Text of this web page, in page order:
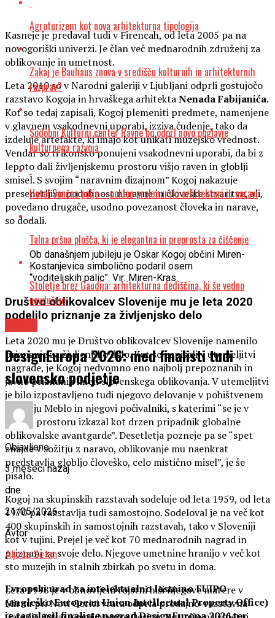
Kasneje je predaval tudi v Firencah, od leta 2005 pa na
novogoriški univerzi. Je član več mednarodnih združenj za
oblikovanje in umetnost.
Leta 2010 so v Narodni galeriji v Ljubljani odprli gostujočo
razstavo Kogoja in hrvaškega arhitektaNenada Fabijanića.
Kot so tedaj zapisali, Kogoj plemeniti predmete, namenjene
v glavnem vsakodnevni uporabi, izziva čudenje, tako da
izdeluje artefakte, ki imajo kot unikati muzejsko vrednost.
Vendar so ti ikonsko ponujeni vsakodnevni uporabi, da bi z
lepoto dali življenjskemu prostoru višjo raven in globlji
smisel. S svojim “naravnim dizajnom” Kogoj nakazuje
presenetljivo podobnost naravne in človeške stvaritve, ali,
povedano drugače, usodno povezanost človeka in narave,
so dodali.
Ob današnjem jubileju je Oskar Kogoj občini Miren-
Kostanjevica simbolično podaril osem
“voditeljskih palic”. Vir: Miren-Kras
Društvo oblikovalcev Slovenije mu je leta 2020
podelilo priznanje za življenjsko delo
Leta 2020 mu je Društvo oblikovalcev Slovenije namenilo
priznanje za življenjsko delo. Kot so zapisali v utemeljitvi
nagrade, je Kogoj nedvomno eno najbolj prepoznanih in
javno priznanih imen slovenskega oblikovanja. V utemeljitvi
je bilo izpostavljeno tudi njegovo delovanje v pohištvenem
podjetju Meblo in njegovi počivalniki, s katerimi “se je v
našem prostoru izkazal kot drzen pripadnik globalne
oblikovalske avantgarde”. Desetletja pozneje pa se “spet
znajde v sožitju z naravo, oblikovanje mu naenkrat
predstavlja globljo človeško, celo mistično misel”, je še
pisalo.
Kogoj na skupinskih razstavah sodeluje od leta 1959, od leta
1970 pa razstavlja tudi samostojno. Sodeloval je na več kot
400 skupinskih in samostojnih razstavah, tako v Sloveniji
kot v tujini. Prejel je več kot 70 mednarodnih nagrad in
priznanj za svoje delo. Njegove umetnine hranijo v več kot
sto muzejih in stalnih zbirkah po svetu in doma.
Leta 1998 je v obnovljeni rojstni hiši njegove matere v
Mirnu pri Novi Gorici vrata odprla prodajno-razstavna
Agroturizem kot nova arhitekturna tipologija
Zakaj je Bauhaus znova v središču kulturnih in arhitekturnih
razprav?
Sodobni Kulturni center Ravne bo odprl novo poglavje
kulturnega razvoja
Hotel Sončno polje – poklon prekmurski arhitekturi in naravi
Talna pršna plošča, ki je elegantna in preprosta za čiščenje
Stoletje brez Gaudija: arhitekturna dediščina, ki še vedno
navdušuje
DesignEuropa 2026: med finalisti tudi
slovensko podjetje
Objavljeno
3 meseci nazaj
dne
21/05/2026
Avtor
Aljoša Selan
Evropski urad za intelektualno lastnino EUIPO
(angleško European Union Intellectual Property Office)